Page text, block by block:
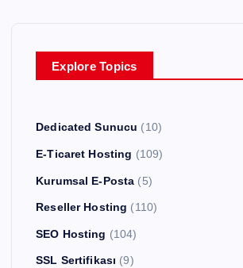
Explore Topics
Dedicated Sunucu (10)
E-Ticaret Hosting (109)
Kurumsal E-Posta (5)
Reseller Hosting (110)
SEO Hosting (104)
SSL Sertifikası (9)